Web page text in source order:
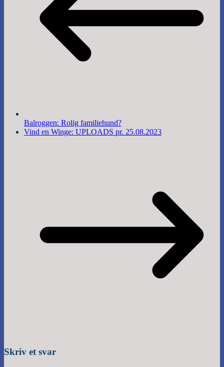
Balroggen: Rolig familiehund?
Vind en Winge: UPLOADS pr. 25.08.2023
Skriv et svar